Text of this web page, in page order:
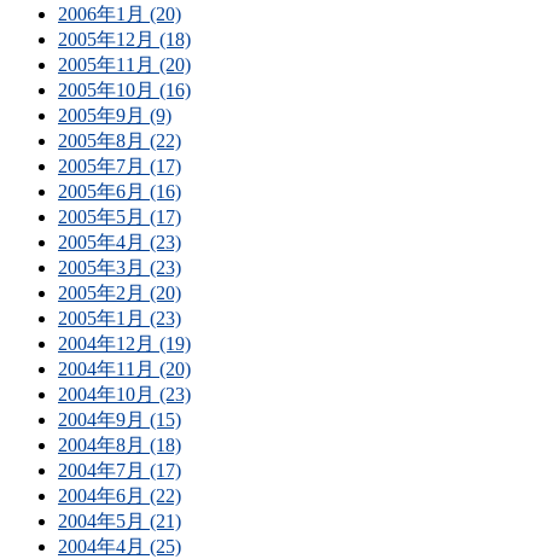
2006年1月 (20)
2005年12月 (18)
2005年11月 (20)
2005年10月 (16)
2005年9月 (9)
2005年8月 (22)
2005年7月 (17)
2005年6月 (16)
2005年5月 (17)
2005年4月 (23)
2005年3月 (23)
2005年2月 (20)
2005年1月 (23)
2004年12月 (19)
2004年11月 (20)
2004年10月 (23)
2004年9月 (15)
2004年8月 (18)
2004年7月 (17)
2004年6月 (22)
2004年5月 (21)
2004年4月 (25)